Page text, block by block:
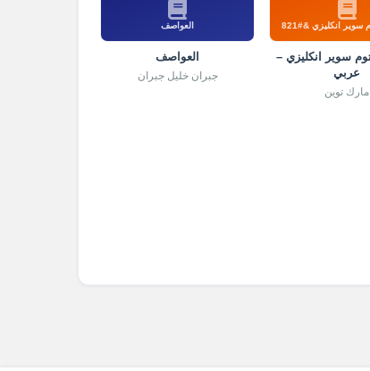
سوير انكليزي &#821
سوير انكليزي –
عربي
مارك توين
العواصف
العواصف
جبران خليل جبران